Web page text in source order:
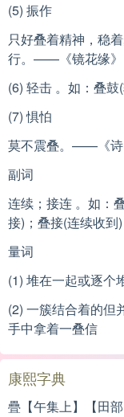
(5) 振作
只好叠着精神，稳
行。——《镜花缘》
(6) 轻击 。如：叠
(7) 惧怕
莫不震叠。——《诗·
副词
连续；接连 。如：
接)；叠接(连续收到)
量词
(1) 堆在一起或逐个
(2) 一簇结合着的但
手中拿着一叠信
康熙字典
疊【午集上】【田